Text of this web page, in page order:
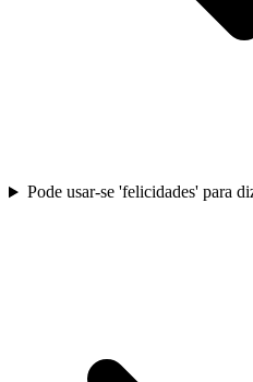
Pode usar-se 'felicidades' para